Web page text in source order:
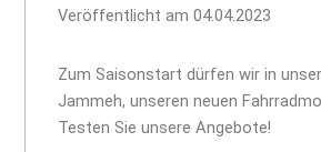
Veröffentlicht am 04.04.2023
Zum Saisonstart dürfen wir in
Jammeh, unseren neuen
Testen Sie unsere Angebote!